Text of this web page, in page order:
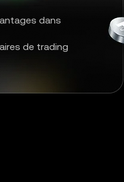
dans
de trading